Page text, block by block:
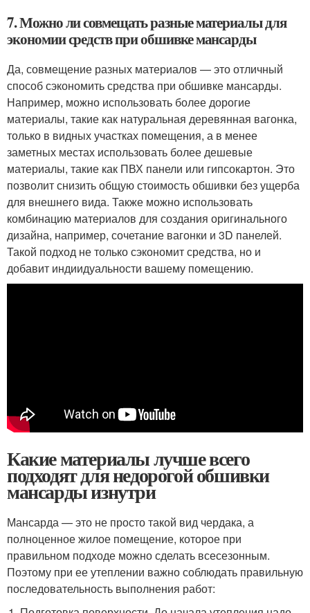
7. Можно ли совмещать разные материалы для
экономии средств при обшивке мансарды
Да, совмещение разных материалов — это отличный
способ сэкономить средства при обшивке мансарды.
Например, можно использовать более дорогие
материалы, такие как натуральная деревянная вагонка,
только в видных участках помещения, а в менее
заметных местах использовать более дешевые
материалы, такие как ПВХ панели или гипсокартон. Это
позволит снизить общую стоимость обшивки без ущерба
для внешнего вида. Также можно использовать
комбинацию материалов для создания оригинального
дизайна, например, сочетание вагонки и 3D панелей.
Такой подход не только сэкономит средства, но и
добавит индиидуальности вашему помещению.
Какие материалы лучше всего
подходят для недорогой обшивки
мансарды изнутри
Мансарда — это не просто такой вид чердака, а
полноценное жилое помещение, которое при
правильном подходе можно сделать всесезонным.
Поэтому при ее утеплении важно соблюдать правильную
последовательность выполнения работ: